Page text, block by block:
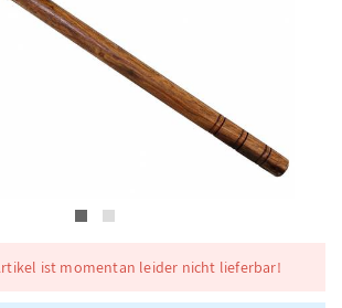
ist momentan leider nicht lieferbar!